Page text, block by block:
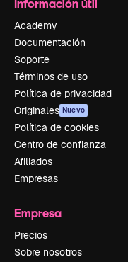
Información útil
Academy
Documentación
Soporte
Términos de uso
Política de privacidad
Originales Nuevo
Política de cookies
Centro de confianza
Afiliados
Empresas
Empresa
Precios
Sobre nosotros